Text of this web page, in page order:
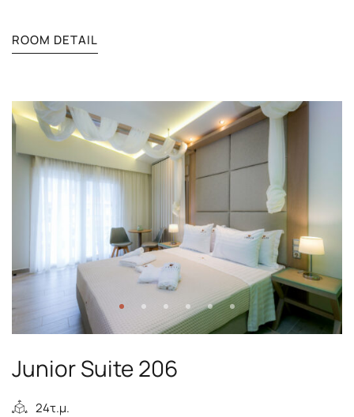
ROOM DETAIL
Junior Suite 206
24τ.μ.